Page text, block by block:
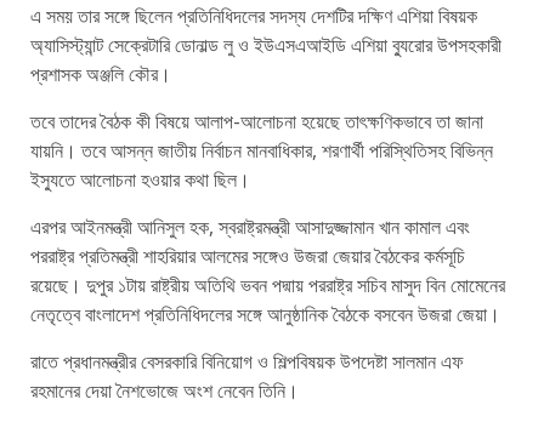
এ সময় তার সঙ্গে ছিলেন প্রতিনিধিদলের সদস্য দেশটির দক্ষিণ এশিয়া বিষয়ক
অ্যাসিস্ট্যান্ট সেক্রেটারি ডোনাল্ড লু ও ইউএসএআইডি এশিয়া ব্যুরোর উপসহকারী
প্রশাসক অঞ্জলি কৌর।
তবে তাদের বৈঠক কী বিষয়ে আলাপ-আলোচনা হয়েছে তাৎক্ষণিকভাবে তা জানা
যায়নি। তবে আসন্ন জাতীয় নির্বাচন মানবাধিকার, শরণার্থী পরিস্থিতিসহ বিভিন্ন
ইস্যুতে আলোচনা হওয়ার কথা ছিল।
এরপর আইনমন্ত্রী আনিসুল হক, স্বরাষ্ট্রমন্ত্রী আসাদুজ্জামান খান কামাল এবং
পররাষ্ট্র প্রতিমন্ত্রী শাহরিয়ার আলমের সঙ্গেও উজরা জেয়ার বৈঠকের কর্মসূচি
রয়েছে। দুপুর ১টায় রাষ্ট্রীয় অতিথি ভবন পদ্মায় পররাষ্ট্র সচিব মাসুদ বিন মোমেনের
নেতৃত্বে বাংলাদেশ প্রতিনিধিদলের সঙ্গে আনুষ্ঠানিক বৈঠকে বসবেন উজরা জেয়া।
রাতে প্রধানমন্ত্রীর বেসরকারি বিনিয়োগ ও শিল্পবিষয়ক উপদেষ্টা সালমান এফ
রহমানের দেয়া নৈশভোজে অংশ নেবেন তিনি।